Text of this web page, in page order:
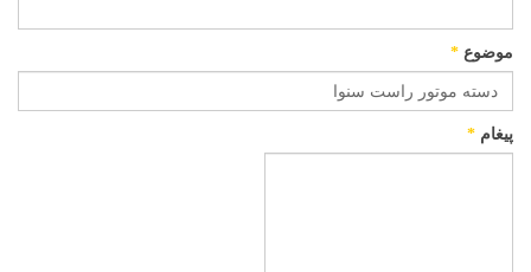
موضوع *
پیغام *